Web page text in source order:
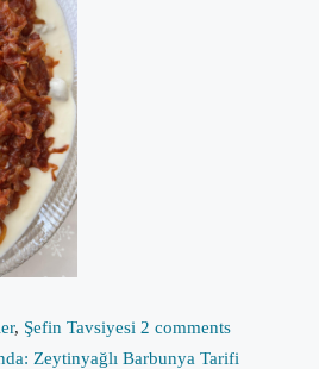
, Şefin Tavsiyesi 2 comments
Zeytinyağlı Barbunya Tarifi